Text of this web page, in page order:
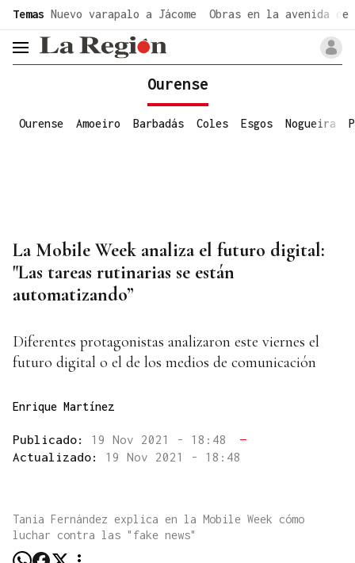
Temas Nuevo varapalo a Jácome Obras en la avenida de
header.menu.open
Ourense
Ourense Amoeiro Barbadás Coles Esgos Nogueira
La Mobile Week analiza el futuro digital:
"Las tareas rutinarias se están
automatizando”
Diferentes protagonistas analizaron este viernes el
futuro digital o el de los medios de comunicación
Enrique Martínez
Publicado: 19 Nov 2021 - 18:48
—
Actualizado: 19 Nov 2021 - 18:48
Tania Fernández explica en la Mobile Week cómo
luchar contra las "fake news"